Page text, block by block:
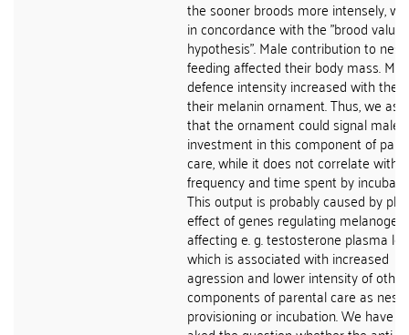
the sooner broods more intensely,
in concordance with the "brood value
hypothesis". Male contribution to
feeding affected their body mass.
defence intensity increased with the
their melanin ornament. Thus, we
that the ornament could signal male
investment in this component of
care, while it does not correlate with
frequency and time spent by
This output is probably caused by
effect of genes regulating
affecting e. g. testosterone plasma
which is associated with increased
agression and lower intensity of other
components of parental care as
provisioning or incubation. We have